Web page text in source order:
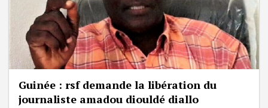
Guinée : rsf demande la libération du
journaliste amadou diouldé diallo